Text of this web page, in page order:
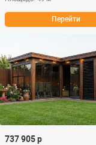
Перейти
737 905 р